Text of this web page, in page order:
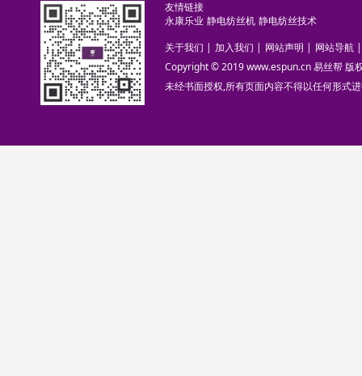
友情链接
永康乐业 静电纺丝机 静电纺丝技术
关于我们 | 加入我们 | 网站声明 | 网站导航 |
Copyright © 2019 www.espun.cn 易丝帮 版
未经书面授权,所有页面内容不得以任何形式